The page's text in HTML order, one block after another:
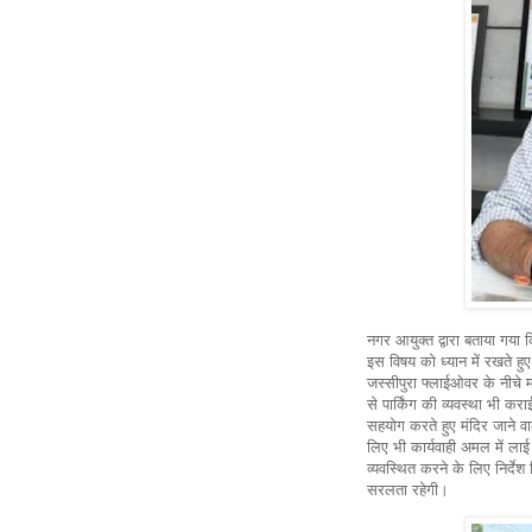
नगर आयुक्त द्वारा बताया
इस विषय को ध्यान में रखते हुए
जस्सीपुरा फ्लाईओवर के नीचे
से पार्किंग की व्यवस्था भी
सहयोग करते हुए मंदिर जाने
लिए भी कार्यवाही अमल में
व्यवस्थित करने के लिए
सरलता रहेगी।